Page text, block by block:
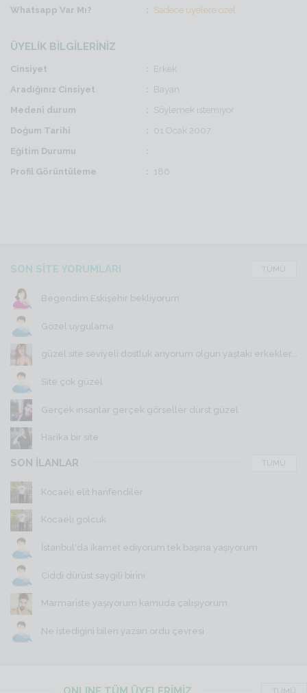
Whatsapp Var Mı?
Sadece üyelere özel
ÜYELİK BİLGİLERİNİZ
Cinsiyet
Erkek
Aradığınız Cinsiyet
Bayan
Medeni durum
Söylemek istemiyor
Doğum Tarihi
01 Ocak 2007
Eğitim Durumu
Profil Görüntüleme
186
SON SİTE YORUMLARI TÜMÜ
Begendim Eskişehir bekliyorum
Gözel uygulama
güzel site seviyeli dostluk arıyorum olgun yaştaki erkekler...
Site çok güzel
Gerçek insanlar gerçek görseller dürst güzel
Harika bir site
SON İLANLAR TÜMÜ
Kocaeli elit hanfendiler
Kocaeli golcuk
İstanbul'da ikamet ediyorum tek başına yaşıyorum
Ciddi dürüst saygili birini
Marmariste yaşıyorum kamuda çalışıyorum
Ne istediğini bilen yazsın ordu çevresi
TÜMÜ